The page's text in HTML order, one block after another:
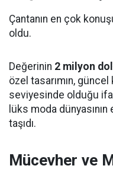
Çantanın en çok
oldu.
Değerinin 2 milyon
özel tasarımın, güncel
seviyesinde olduğu
lüks moda dünyasının
taşıdı.
Mücevher ve